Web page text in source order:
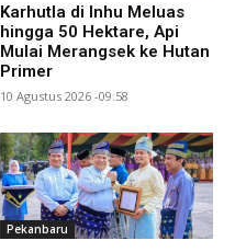
Karhutla di Inhu Meluas
hingga 50 Hektare, Api
Mulai Merangsek ke Hutan
Primer
10 Agustus 2026 -09:58
Pekanbaru